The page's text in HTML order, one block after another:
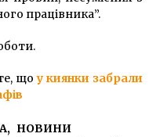
працівника”.
що у киянки забрали
, НОВИНИ